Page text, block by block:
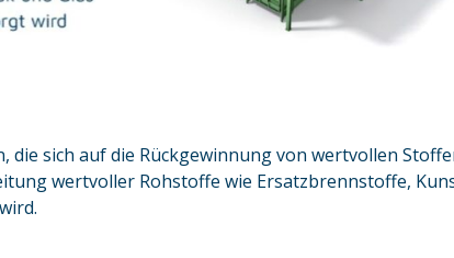
sich auf die Rückgewinnung von wertvollen
wertvoller Rohstoffe wie Ersatzbrennstoffe,